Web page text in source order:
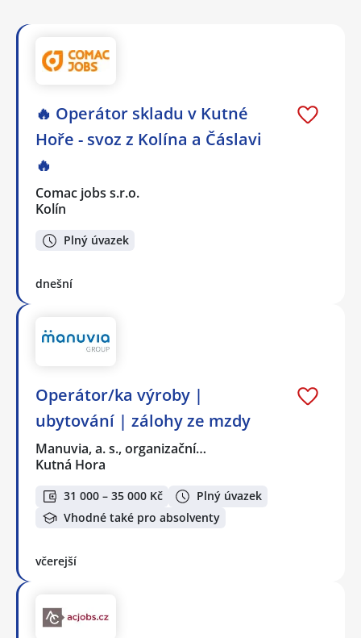
🔥 Operátor skladu v Kutné
Hoře - svoz z Kolína a Čáslavi
🔥
Comac jobs s.r.o.
Kolín
Plný úvazek
dnešní
Operátor/ka výroby |
ubytování | zálohy ze mzdy
Manuvia, a. s., organizační…
Kutná Hora
31 000 – 35 000 Kč
Plný úvazek
Vhodné také pro absolventy
včerejší